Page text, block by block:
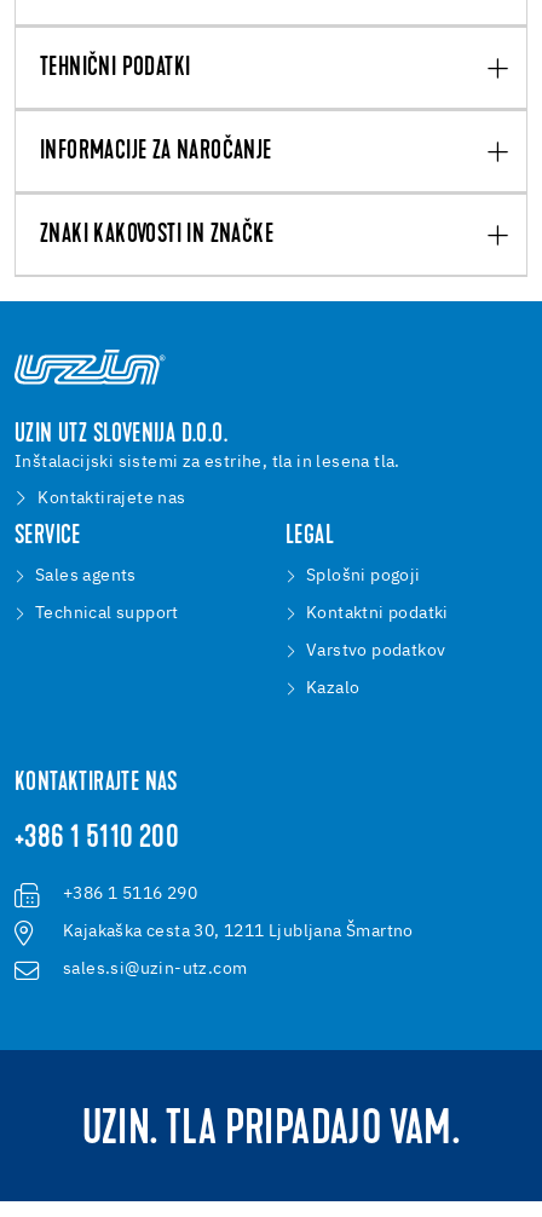
TEHNIČNI PODATKI
INFORMACIJE ZA NAROČANJE
ZNAKI KAKOVOSTI IN ZNAČKE
UZIN UTZ SLOVENIJA D.O.O.
Inštalacijski sistemi za estrihe, tla in lesena tla.
Kontaktirajete nas
SERVICE
Sales agents
Technical support
LEGAL
Splošni pogoji
Kontaktni podatki
Varstvo podatkov
Kazalo
KONTAKTIRAJTE NAS
+386 1 5110 200
+386 1 5116 290
Kajakaška cesta 30, 1211 Ljubljana Šmartno
sales.si@uzin-utz.com
UZIN. TLA PRIPADAJO VAM.